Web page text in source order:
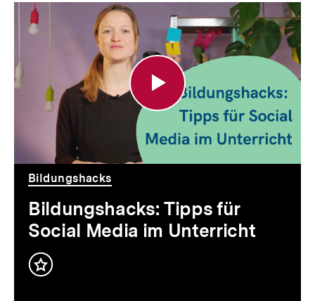
Bildungshacks:
Tipps
für
Social
Media
im
Unterricht
Bildungshacks
Bildungshacks: Tipps für
Social Media im Unterricht
Inhalt